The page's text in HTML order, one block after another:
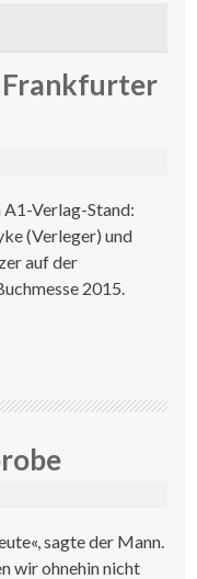
Frankfurter
A1-Verlag-Stand:
(Verleger) und
auf der
2015.
sagte der Mann.
wir ohnehin nicht